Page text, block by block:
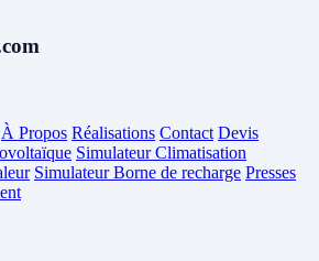
À Propos Réalisations Contact Devis
Simulateur Climatisation
Simulateur Borne de recharge Presses